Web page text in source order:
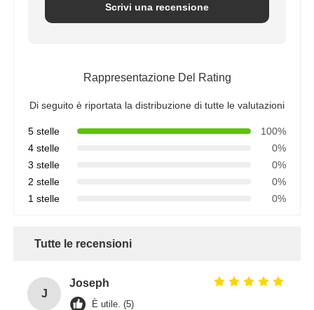
Scrivi una recensione
Rappresentazione Del Rating
Di seguito è riportata la distribuzione di tutte le valutazioni
5 stelle
100%
4 stelle
0%
3 stelle
0%
2 stelle
0%
1 stelle
0%
Tutte le recensioni
J
Joseph
È utile. (5)